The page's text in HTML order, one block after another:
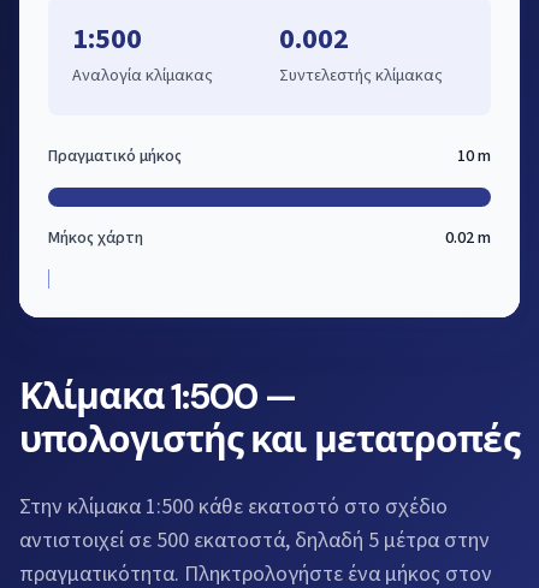
Κλίμακα 1:500 —
υπολογιστής και μετατροπές
Στην κλίμακα 1:500 κάθε εκατοστό στο σχέδιο
αντιστοιχεί σε 500 εκατοστά, δηλαδή 5 μέτρα στην
πραγματικότητα. Πληκτρολογήστε ένα μήκος στον
1:500
Αναλογία κλίμακας
0.002
Συντελεστής κλίμακας
Πραγματικό μήκος 10 m
Μήκος χάρτη 0.02 m